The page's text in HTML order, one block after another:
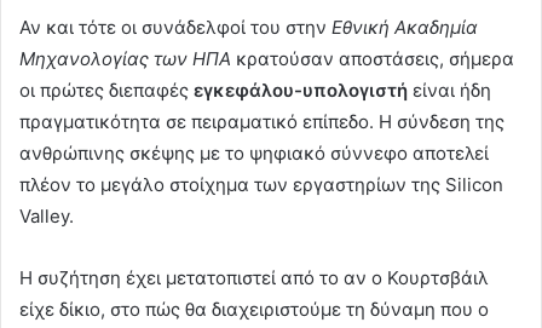
Αν και τότε οι συνάδελφοί του στην Εθνική Ακαδημία
Μηχανολογίας των ΗΠΑ κρατούσαν αποστάσεις, σήμερα
οι πρώτες διεπαφές εγκεφάλου-υπολογιστή είναι ήδη
πραγματικότητα σε πειραματικό επίπεδο. Η σύνδεση της
ανθρώπινης σκέψης με το ψηφιακό σύννεφο αποτελεί
πλέον το μεγάλο στοίχημα των εργαστηρίων της Silicon
Valley.
Η συζήτηση έχει μετατοπιστεί από το αν ο Κουρτσβάιλ
είχε δίκιο, στο πώς θα διαχειριστούμε τη δύναμη που ο